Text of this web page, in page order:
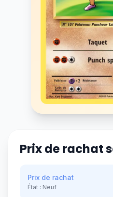
Prix de rachat
Prix de rachat
État : Neuf